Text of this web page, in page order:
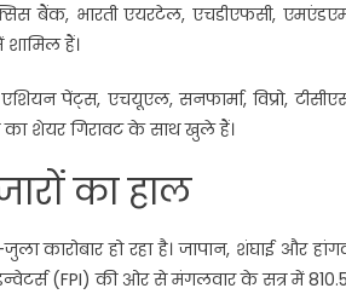
बैंक, भारती एयरटेल, एचडीएफसी,
हैं।
पेंट्स, एचयूएल, सनफार्मा, विप्रो,
शेयर गिरावट के साथ खुले हैं।
का हाल
कारोबार हो रहा है। जापान, शंघाई और
इन्वेटर्स (FPI) की ओर से मंगलवार के सत्र में